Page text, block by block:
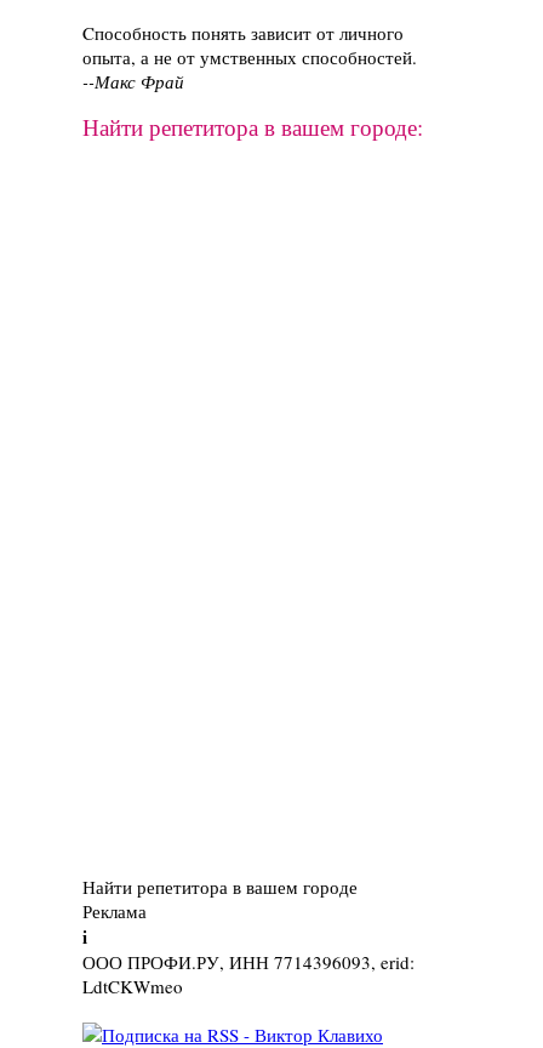
Cпособность понять зависит от личного
опыта, а не от умственных способностей.
--Макс Фрай
Найти репетитора в вашем городе:
Найти репетитора в вашем городе
Реклама
i
ООО ПРОФИ.РУ, ИНН 7714396093, erid:
LdtCKWmeo